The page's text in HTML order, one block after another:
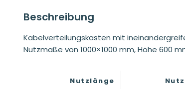
Beschreibung
Kabelverteilungskasten mit
Nutzmaße von 1000×1000 mm, Höhe 600
Nutzlänge